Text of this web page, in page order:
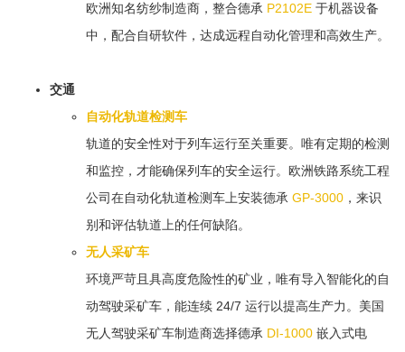
欧洲知名纺纱制造商，整合德承 P2102E 于机器设备
中，配合自研软件，达成远程自动化管理和高效生产。
交通
自动化轨道检测车
轨道的安全性对于列车运行至关重要。唯有定期的检测
和监控，才能确保列车的安全运行。欧洲铁路系统工程
公司在自动化轨道检测车上安装德承 GP-3000 ，来识
别和评估轨道上的任何缺陷。
无人采矿车
环境严苛且具高度危险性的矿业，唯有导入智能化的自
动驾驶采矿车，能连续 24/7 运行以提高生产力。美国
无人驾驶采矿车制造商选择德承 DI-1000 嵌入式电